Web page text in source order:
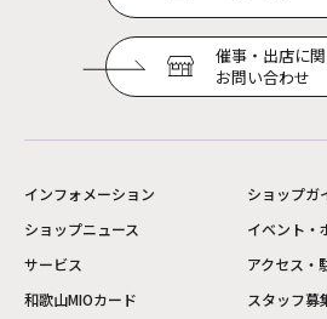
催事・出店に
お問い合わせ
インフォメーション
ショップガ
ショップニュース
イベント・
サービス
アクセス・
和歌山MIOカード
スタッフ募